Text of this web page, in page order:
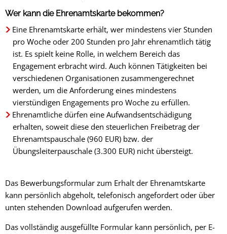
Wer kann die Ehrenamtskarte bekommen?
Eine Ehrenamtskarte erhält, wer mindestens vier Stunden
pro Woche oder 200 Stunden pro Jahr ehrenamtlich tätig
ist. Es spielt keine Rolle, in welchem Bereich das
Engagement erbracht wird. Auch können Tätigkeiten bei
verschiedenen Organisationen zusammengerechnet
werden, um die Anforderung eines mindestens
vierstündigen Engagements pro Woche zu erfüllen.
Ehrenamtliche dürfen eine Aufwandsentschädigung
erhalten, soweit diese den steuerlichen Freibetrag der
Ehrenamtspauschale (960 EUR) bzw. der
Übungsleiterpauschale (3.300 EUR) nicht übersteigt.
Das Bewerbungsformular zum Erhalt der Ehrenamtskarte
kann persönlich abgeholt, telefonisch angefordert oder über
unten stehenden Download aufgerufen werden.
Das vollständig ausgefüllte Formular kann persönlich, per E-